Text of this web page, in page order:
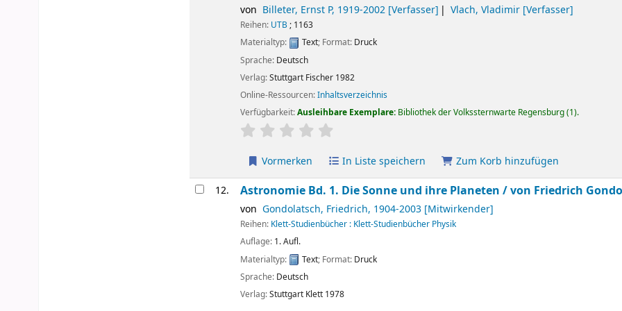
von Billeter, Ernst P, 1919-2002[Verfasser] Vlach, Vladimir [Verfasser]
Reihen: UTB; 1163
Materialtyp:
Text; Format: Druck
Sprache: Deutsch
Verlag:Stuttgart Fischer 1982
Online-Ressourcen:Inhaltsverzeichnis
Verfügbarkeit:Ausleihbare Exemplare: Bibliothek der Volkssternwarte Regensburg(1).
Sternchenbewertung
Vormerken In Liste speichern Zum Korb hinzufügen
12. Astronomie Bd. 1. Die Sonne und ihre Planeten / von Friedrich
von Gondolatsch, Friedrich, 1904-2003[Mitwirkender]
Reihen: Klett-Studienbücher : Klett-Studienbücher Physik
Auflage: 1. Aufl.
Materialtyp:
Text; Format: Druck
Sprache: Deutsch
Verlag:Stuttgart Klett 1978